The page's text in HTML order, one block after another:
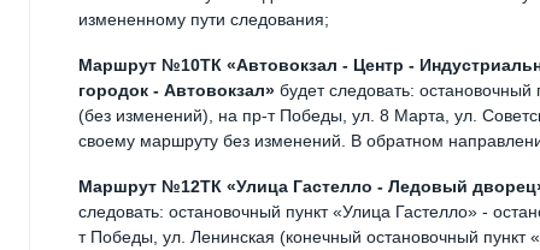
измененному пути следования;
Маршрут №10ТК «Автовокзал - Центр -
городок - Автовокзал» будет следовать:
(без изменений), на пр-т Победы, ул. 8 Марта, ул.
своему маршруту без изменений. В обратном
Маршрут №12ТК «Улица Гастелло - Ледовый
следовать: остановочный пункт «Улица Гастелло» -
т Победы, ул. Ленинская (конечный остановочный